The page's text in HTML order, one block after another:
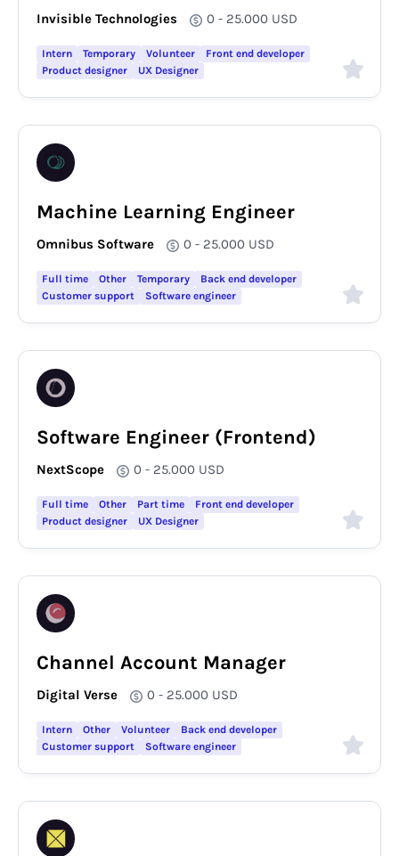
Invisible Technologies 0 - 25.000 USD
Intern Temporary Volunteer
Front end developer
Product designer
UX Designer
Machine Learning Engineer
Omnibus Software 0 - 25.000 USD
Full time Other Temporary
Back end developer
Customer support
Software engineer
Software Engineer (Frontend)
NextScope 0 - 25.000 USD
Full time Other Part time
Front end developer
Product designer
UX Designer
Channel Account Manager
Digital Verse 0 - 25.000 USD
Intern Other Volunteer
Back end developer
Customer support
Software engineer